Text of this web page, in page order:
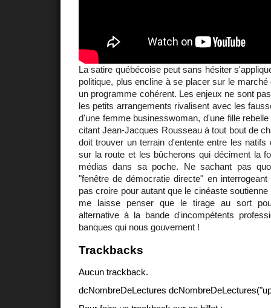
La satire québécoise peut sans hésiter
politique, plus encline à se placer sur le
un programme cohérent. Les enjeux ne sont
les petits arrangements rivalisent avec les
d'une femme businesswoman, d'une fille
citant Jean-Jacques Rousseau à tout bout de
doit trouver un terrain d'entente entre les natifs
sur la route et les bûcherons qui déciment la
médias dans sa poche. Ne sachant pas
"fenêtre de démocratie directe" en
pas croire pour autant que le cinéaste
me laisse penser que le tirage au sort
alternative à la bande d'incompétents
banques qui nous gouvernent !
Trackbacks
Aucun trackback.
dcNombreDeLectures